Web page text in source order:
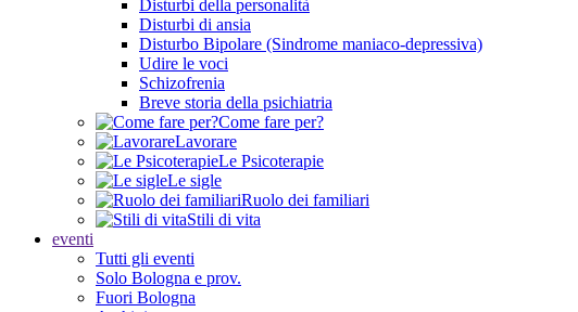
Disturbi della personalità
Disturbi di ansia
Disturbo Bipolare (Sindrome maniaco-depressiva)
Udire le voci
Schizofrenia
Breve storia della psichiatria
Come fare per?
Lavorare
Le Psicoterapie
Le sigle
Ruolo dei familiari
Stili di vita
eventi
Tutti gli eventi
Solo Bologna e prov.
Fuori Bologna